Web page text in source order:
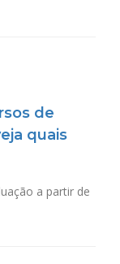
de
quais
a partir de